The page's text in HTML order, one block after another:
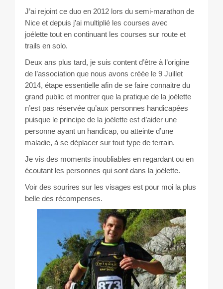
Partenaires
Remerciements
Contact
J’ai rejoint ce duo en 2012 lors du semi-marathon de
Nice et depuis j’ai multiplié les courses avec
joélette tout en continuant les courses sur route et
trails en solo.
Deux ans plus tard, je suis content d’être à l’origine
de l’association que nous avons créée le 9 Juillet
2014, étape essentielle afin de se faire connaitre du
grand public et montrer que la pratique de la joélette
n’est pas réservée qu’aux personnes handicapées
puisque le principe de la joélette est d’aider une
personne ayant un handicap, ou atteinte d’une
maladie, à se déplacer sur tout type de terrain.
Je vis des moments inoubliables en regardant ou en
écoutant les personnes qui sont dans la joélette.
Voir des sourires sur les visages est pour moi la plus
belle des récompenses.